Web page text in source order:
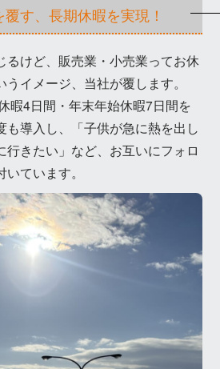
す、長期休暇を実現！
るけど、販売業・小売業ってお休
イメージ、当社が覆します。
暇4日間・年末年始休暇7日間を
も導入し、「子供が急に熱を出し
行きたい」など、お互いにフォロ
ています。